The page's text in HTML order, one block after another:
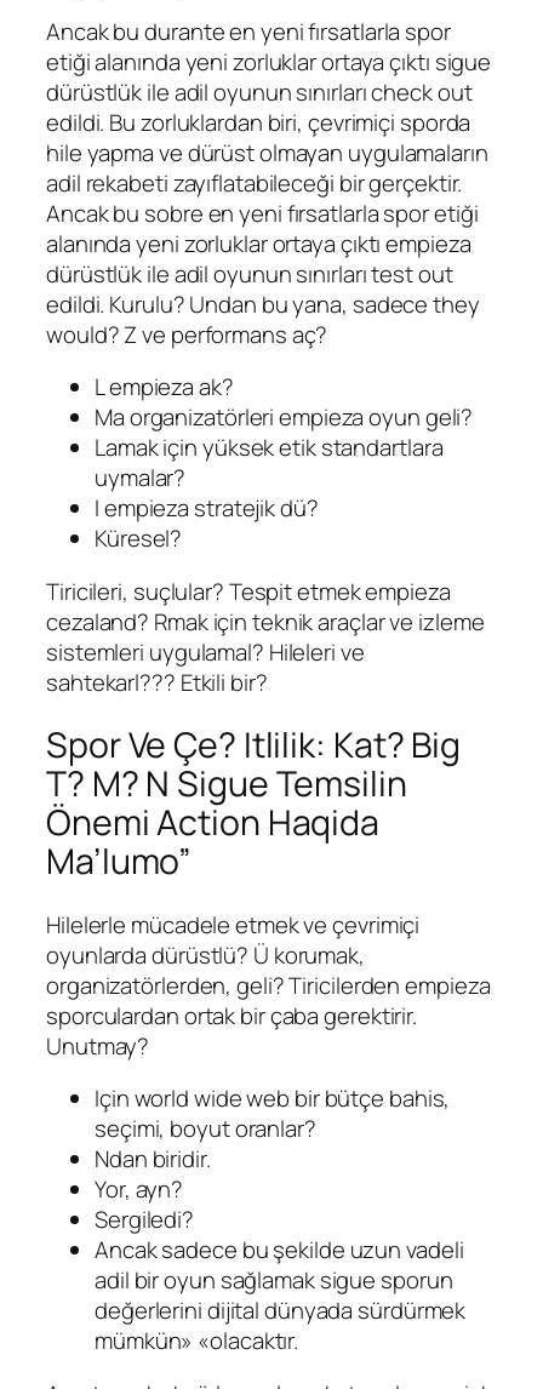
Ancak bu durante en yeni fırsatlarla spor
etiği alanında yeni zorluklar ortaya çıktı sigue
dürüstlük ile adil oyunun sınırları check out
edildi. Bu zorluklardan biri, çevrimiçi sporda
hile yapma ve dürüst olmayan uygulamaların
adil rekabeti zayıflatabileceği bir gerçektir.
Ancak bu sobre en yeni fırsatlarla spor etiği
alanında yeni zorluklar ortaya çıktı empieza
dürüstlük ile adil oyunun sınırları test out
edildi. Kurulu? Undan bu yana, sadece they
would? Z ve performans aç?
L empieza ak?
Ma organizatörleri empieza oyun geli?
Lamak için yüksek etik standartlara
uymalar?
I empieza stratejik dü?
Küresel?
Tiricileri, suçlular? Tespit etmek empieza
cezaland? Rmak için teknik araçlar ve izleme
sistemleri uygulamal? Hileleri ve
sahtekarl??? Etkili bir?
Spor Ve Çe? Itlilik: Kat? Big
T? M? N Sigue Temsilin
Önemi Action Haqida
Ma’lumo”
Hilelerle mücadele etmek ve çevrimiçi
oyunlarda dürüstlü? Ü korumak,
organizatörlerden, geli? Tiricilerden empieza
sporculardan ortak bir çaba gerektirir.
Unutmay?
Için world wide web bir bütçe bahis,
seçimi, boyut oranlar?
Ndan biridir.
Yor, ayn?
Sergiledi?
Ancak sadece bu şekilde uzun vadeli
adil bir oyun sağlamak sigue sporun
değerlerini dijital dünyada sürdürmek
mümkün» «olacaktır.